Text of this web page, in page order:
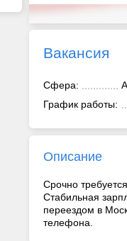
Вакансия
Сфера:
График работы:
Описание
Срочно
Стабильная
переездом в
телефона.